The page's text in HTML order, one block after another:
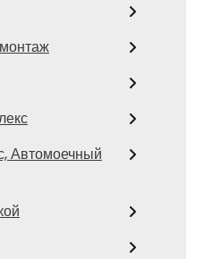
Автомоечный